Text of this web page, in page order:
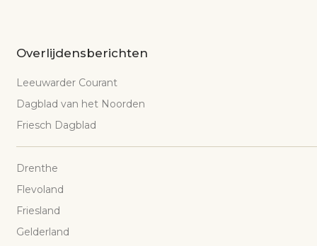
Overlijdensberichten
Leeuwarder Courant
Dagblad van het Noorden
Friesch Dagblad
Drenthe
Flevoland
Friesland
Gelderland